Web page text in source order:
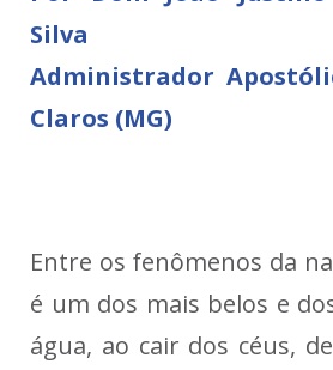
Silva
Administrador
Claros (MG)
Entre os fenômenos da
é um dos mais belos e
água, ao cair dos céus,